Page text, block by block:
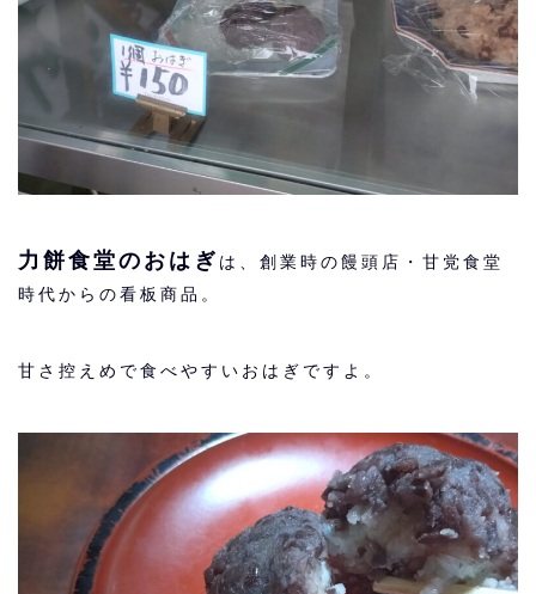
力餅食堂のおはぎ は、創業時の饅頭店・甘党食堂
時代からの看板商品。
甘さ控えめで食べやすいおはぎですよ。